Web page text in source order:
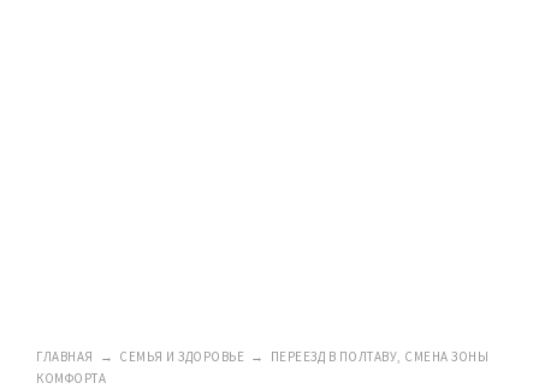
ГЛАВНАЯ → СЕМЬЯ И ЗДОРОВЬЕ →
ПЕРЕЕЗД В ПОЛТАВУ, СМЕНА ЗОНЫ
КОМФОРТА